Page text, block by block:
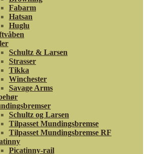
Fabarm
Hatsan
Huglu
Schultz & Larsen
Strasser
Tikka
Winchester
Savage Arms
Schultz og Larsen
Tilpasset Mundingsbremse
Tilpasset Mundingsbremse RF
Picatinny-rail